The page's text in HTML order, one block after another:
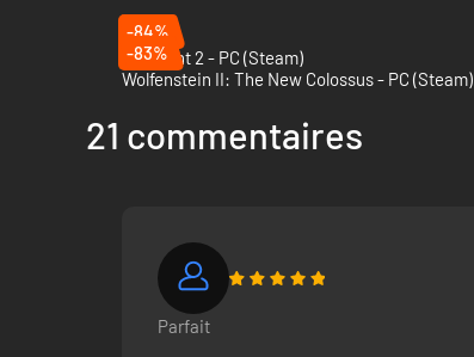
-84%
Remnant 2 - PC (Steam)
-83%
Wolfenstein II: The New Colossus - PC (Steam)
21 commentaires
Parfait